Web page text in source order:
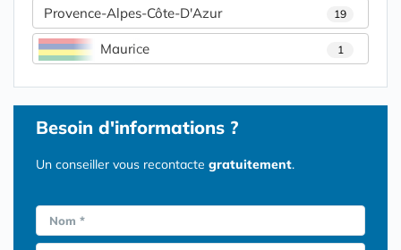
Provence-Alpes-Côte-D'Azur 19
Maurice 1
Besoin d'informations ?
Un conseiller vous recontacte gratuitement.
Nom *